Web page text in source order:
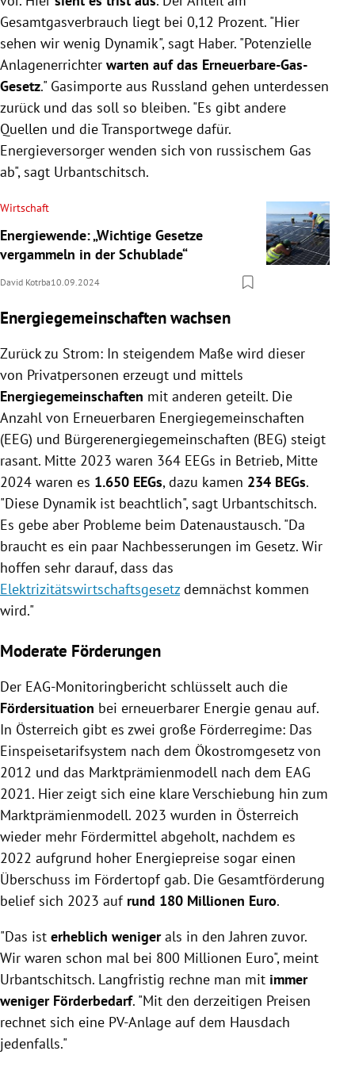
Gesamtgasverbrauch liegt bei 0,12 Prozent. "Hier
sehen wir wenig Dynamik", sagt Haber. "Potenzielle
Anlagenerrichter warten auf das Erneuerbare-Gas-
Gesetz." Gasimporte aus Russland gehen unterdessen
zurück und das soll so bleiben. "Es gibt andere
Quellen und die Transportwege dafür.
Energieversorger wenden sich von russischem Gas
ab", sagt Urbantschitsch.
Wirtschaft
Energiewende: „Wichtige Gesetze
vergammeln in der Schublade“
David Kotrba10.09.2024
Energiegemeinschaften wachsen
Zurück zu Strom: In steigendem Maße wird dieser
von Privatpersonen erzeugt und mittels
Energiegemeinschaften mit anderen geteilt. Die
Anzahl von Erneuerbaren Energiegemeinschaften
(EEG) und Bürgerenergiegemeinschaften (BEG) steigt
rasant. Mitte 2023 waren 364 EEGs in Betrieb, Mitte
2024 waren es 1.650 EEGs, dazu kamen 234 BEGs.
"Diese Dynamik ist beachtlich", sagt Urbantschitsch.
Es gebe aber Probleme beim Datenaustausch. "Da
braucht es ein paar Nachbesserungen im Gesetz. Wir
hoffen sehr darauf, dass das
Elektrizitätswirtschaftsgesetzdemnächst kommen
wird."
Moderate Förderungen
Der EAG-Monitoringbericht schlüsselt auch die
Fördersituation bei erneuerbarer Energie genau auf.
In Österreich gibt es zwei große Förderregime: Das
Einspeisetarifsystem nach dem Ökostromgesetz von
2012 und das Marktprämienmodell nach dem EAG
2021. Hier zeigt sich eine klare Verschiebung hin zum
Marktprämienmodell. 2023 wurden in Österreich
wieder mehr Fördermittel abgeholt, nachdem es
2022 aufgrund hoher Energiepreise sogar einen
Überschuss im Fördertopf gab. Die Gesamtförderung
belief sich 2023 auf rund 180 Millionen Euro.
"Das ist erheblich wenigerals in den Jahren zuvor.
Wir waren schon mal bei 800 Millionen Euro", meint
Urbantschitsch. Langfristig rechne man mit immer
weniger Förderbedarf. "Mit den derzeitigen Preisen
rechnet sich eine PV-Anlage auf dem Hausdach
jedenfalls."